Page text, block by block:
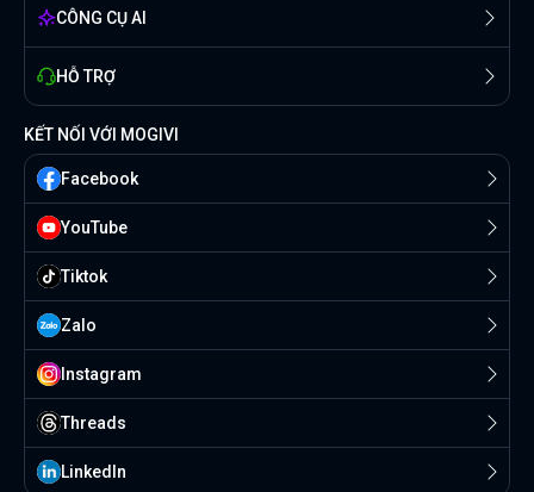
CÔNG CỤ AI
HỖ TRỢ
KẾT NỐI VỚI MOGIVI
Facebook
YouTube
Tiktok
Zalo
Instagram
Threads
Linkedln